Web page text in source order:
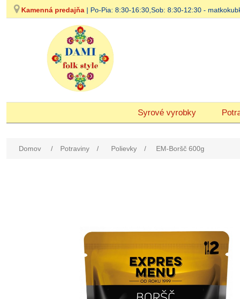
Kamenná predajňa | Po-Pia: 8:30-16:30,Sob: 8:30-12:30 -
Syrové vyrobky
Domov / Potraviny / Polievky / EM-Boršč 600g